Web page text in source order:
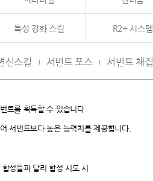
특성 강화 스킬 R2+ 시스템
신스킬 서번트 포스 서번트 채집
트를 획득할 수 있습니다.
서번트보다 높은 능력치를 제공합니다.
성들과 달리 합성 시도 시